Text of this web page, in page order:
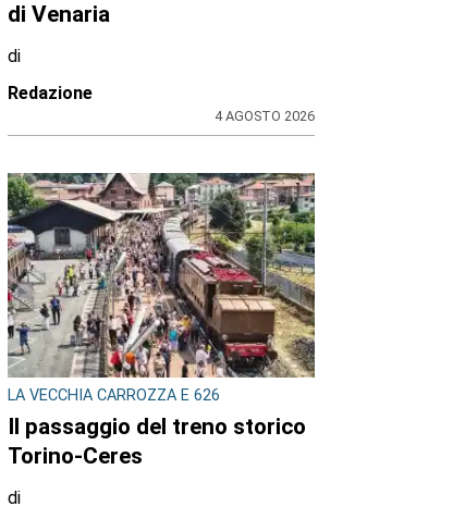
di Venaria
di
Redazione
4 AGOSTO 2026
LA VECCHIA CARROZZA E 626
Il passaggio del treno storico
Torino-Ceres
di